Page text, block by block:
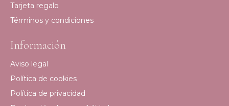
Tarjeta regalo
Términos y condiciones
Información
Aviso legal
Política de cookies
Política de privacidad